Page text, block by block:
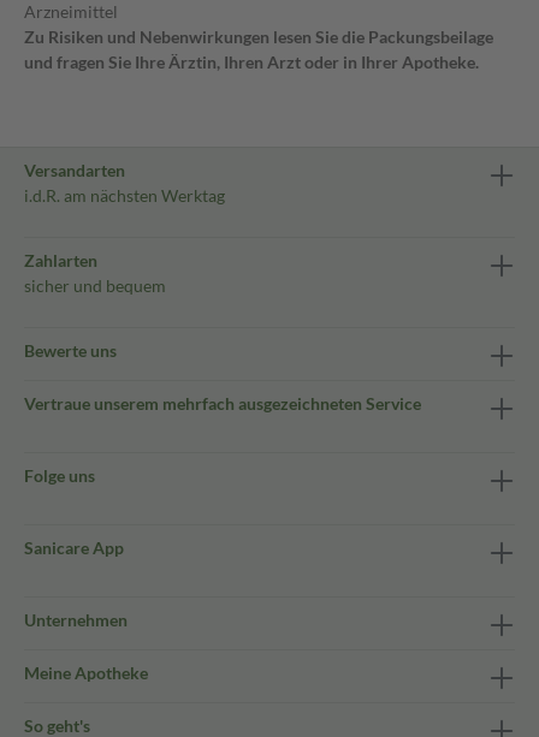
Arzneimittel
Zu Risiken und Nebenwirkungen lesen Sie die Packungsbeilage
und fragen Sie Ihre Ärztin, Ihren Arzt oder in Ihrer Apotheke.
Versandarten
i.d.R. am nächsten Werktag
Zahlarten
sicher und bequem
Bewerte uns
Vertraue unserem mehrfach ausgezeichneten Service
Folge uns
Sanicare App
Unternehmen
Meine Apotheke
So geht's